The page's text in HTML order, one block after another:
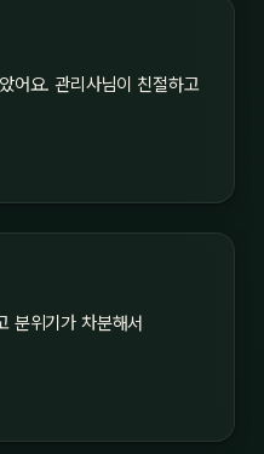
어요. 관리사님이 친절하고
분위기가 차분해서